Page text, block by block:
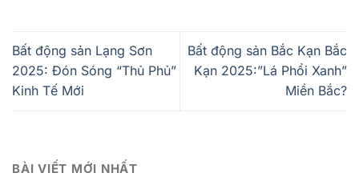
Bất động sản Lạng Sơn
2025: Đón Sóng “Thủ Phủ”
Kinh Tế Mới
Bất động sản Bắc Kạn Bắc
Kạn 2025:”Lá Phổi Xanh”
Miền Bắc?
BÀI VIẾT MỚI NHẤT